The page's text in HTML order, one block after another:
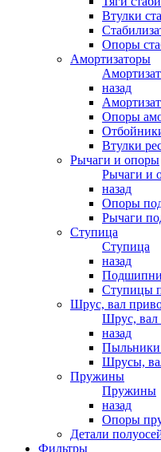
Втулки
Опоры
Амортизаторы
назад
Опоры
Втулки
Рычаги и опоры
Рычаги и
назад
Опоры
Рычаги
Ступица
Ступица
назад
Ступицы
Шрус, вал
Шрус, вал
назад
Пыльники
Шрусы,
Пружины
Пружины
назад
Опоры
Детали
Фильтры